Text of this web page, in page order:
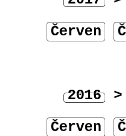
Červen
2016 >
Červen